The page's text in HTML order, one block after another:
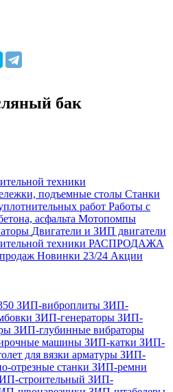
бак
техники
подъемные столы Станки
работ Работы с
асфальта Мотопомпы
Двигатели и ЗИП двигатели
техники РАСПРОДАЖА
Новинки 23/24 Акции
ЗИП-виброплиты ЗИП-
ЗИП-генераторы ЗИП-
ЗИП-глубинные вибраторы
машины ЗИП-катки ЗИП-
для вязки арматуры ЗИП-
отрезные станки ЗИП-ремни
строительный ЗИП-